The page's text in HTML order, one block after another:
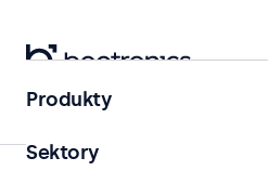
Strona główna
Produkty
Sektory